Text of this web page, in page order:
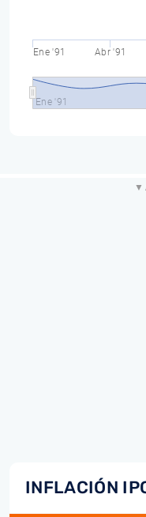
Ene '91 Abr '91
Ene '91
▼
INFLACIÓN